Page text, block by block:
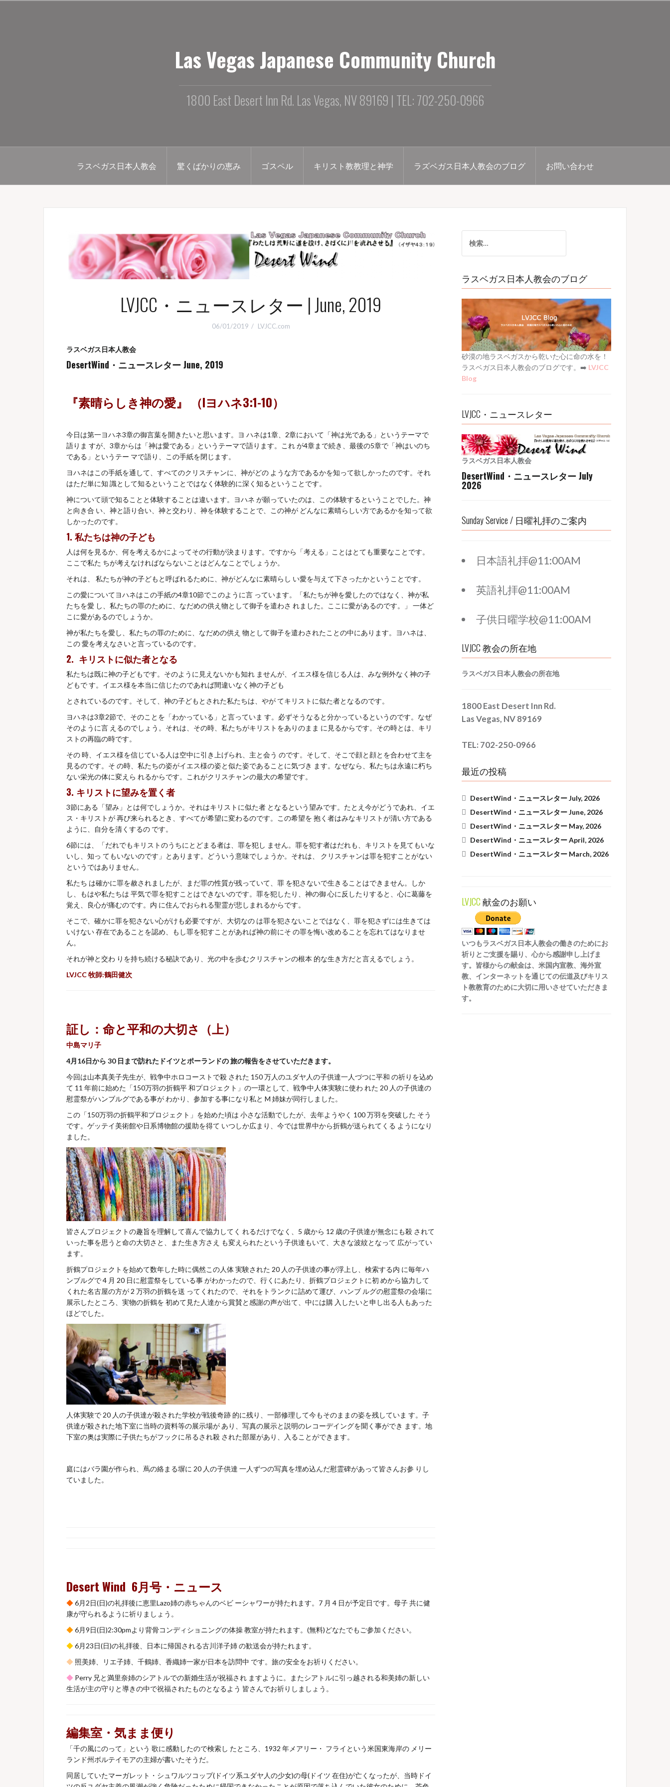
Las Vegas Japanese Community Church
1800 East Desert Inn Rd. Las Vegas, NV 89169 | TEL: 702-250-0966
ラスベガス日本人教会 驚くばかりの恵み ゴスペル キリスト教教理と神学 ラズベガス日本人教会のブログ お問い合わせ
LVJCC・ニュースレター | June, 2019
06/01/2019 LVJCC.com
ラスベガス日本人教会
DesertWind・ニュースレター June, 2019
『素晴らしき神の愛』 （Iヨハネ3:1-10）
今日は第一ヨハネ3章の御言葉を開きたいと思います。ヨ ハネは1章、2章において「神は光である」というテーマで
語りま すが、3章からは「神は愛である」というテーマで語ります。これ が4章まで続き、最後の5章で「神はいのち
である」というテー マで語り、この手紙を閉じます。
ヨハネはこの手紙を通して、すべてのクリスチャンに、神がどの ような方であるかを知って欲しかったのです。それ
はただ単に知 識として知るということではなく体験的に深く知るということです。
神について頭で知ることと体験することは違います。ヨハネ が願っていたのは、この体験するということでした。神
と向き合 い、神と語り合い、神と交わり、神を体験することで、この神が どんなに素晴らしい方であるかを知って欲
しかったのです。
1. 私たちは神の子ども
人は何を見るか、何を考えるかによってその行動が決まります。ですから「考える」ことはとても重要なことです。
ここで私た ちが考えなければならないことはどんなことでしょうか。
それは、 私たちが神の子どもと呼ばれるために、神がどんなに素晴らし い愛を与えて下さったかということです。
この愛についてヨハネはこの手紙の4章10節でこのように言 っています。「私たちが神を愛したのではなく、神が私
たちを愛 し、私たちの罪のために、なだめの供え物として御子を遣わさ れました。ここに愛があるのです。」 一体ど
こに愛があるのでしょうか。
神が私たちを愛し、私たちの罪のために、なだめの供え 物として御子を遣わされたことの中にあります。ヨハネは、
この 愛を考えなさいと言っているのです。
2. キリストに似た者となる
私たちは既に神の子どもです。そのように見えないかも知れ ませんが、イエス様を信じる人は、みな例外なく神の子
どもで す。イエス様を本当に信じたのであれば間違いなく神の子ども
とされているのです。そして、神の子どもとされた私たちは、やが てキリストに似た者となるのです。
ヨハネは3章2節で、そのことを「わかっている」と言っていま す。必ずそうなると分かっているというのです。なぜ
そのように言 えるのでしょう。それは、その時、私たちがキリストをありのまま に見るからです。その時とは、キリ
ストの再臨の時です。
その 時、イエス様を信じている人は空中に引き上げられ、主と会う のです。そして、そこで顔と顔とを合わせて主を
見るのです。そ の時、私たちの姿がイエス様の姿と似た姿であることに気づき ます。なぜなら、私たちは永遠に朽ち
ない栄光の体に変えら れるからです。これがクリスチャンの最大の希望です。
3. キリストに望みを置く者
3節にある「望み」とは何でしょうか。それはキリストに似た者 となるという望みです。たとえ今がどうであれ、イエ
ス・キリストが 再び来られるとき、すべてが希望に変わるのです。この希望を 抱く者はみなキリストが清い方である
ように、自分を清くするの です。
6節には、「だれでもキリストのうちにとどまる者は、罪を犯し ません。罪を犯す者はだれも、キリストを見てもいな
いし、知っ てもいないのです」とあります。どういう意味でしょうか。それは、 クリスチャンは罪を犯すことがない
というではありません。
私たち は確かに罪を赦されましたが、まだ罪の性質が残っていて、罪 を犯さないで生きることはできません。しか
し、もはや私たちは 平気で罪を犯すことはできないのです。罪を犯したり、神の御 心に反したりすると、心に葛藤を
覚え、良心が痛むのです。内 に住んでおられる聖霊が悲しまれるからです。
そこで、確かに罪を犯さない心がけも必要ですが、大切なの は罪を犯さないことではなく、罪を犯さずには生きては
いけない 存在であることを認め、もし罪を犯すことがあれば神の前にそ の罪を悔い改めることを忘れてはなりませ
ん。
それが神と交わ りを持ち続ける秘訣であり、光の中を歩むクリスチャンの根本 的な生き方だと言えるでしょう。
LVJCC 牧師:鶴田健次
証し：命と平和の大切さ（上）
中島マリ子
4月16日から 30 日まで訪れたドイツとポーランドの 旅の報告をさせていただきます。
今回は山本真美子先生が、戦争中ホロコーストで殺 された 150 万人のユダヤ人の子供達一人づつに平和 の祈りを込め
て 11 年前に始めた「150万羽の折鶴平 和プロジェクト」の一環として、戦争中人体実験に使わ れた 20 人の子供達の
慰霊祭がハンブルグである事が わかり、参加する事になり私と M 姉妹が同行しました。
この「150万羽の折鶴平和プロジェクト」を始めた頃は 小さな活動でしたが、去年ようやく 100 万羽を突破した そう
です。ゲッテイ美術館や日系博物館の援助を得て いつしか広まり、今では世界中から折鶴が送られてくる ようになり
ました。
皆さんプロジェクトの趣旨を理解して喜んで協力してく れるだけでなく、5 歳から 12 歳の子供達が無念にも殺 されて
いった事を思うと命の大切さと、また生き方さえ も変えられたという子供達もいて、大きな波紋となって 広がってい
ます。
折鶴プロジェクトを始めて数年した時に偶然この人体 実験された 20 人の子供達の事が浮上し、検索する内 に毎年ハ
ンブルグで 4 月 20 日に慰霊祭をしている事 がわかったので、行くにあたり、折鶴プロジェクトに初 めから協力して
くれた名古屋の方が 2 万羽の折鶴を送 ってくれたので、それをトランクに詰めて運び、ハンブ ルグの慰霊祭の会場に
展示したところ、実物の折鶴を 初めて見た人達から賞賛と感謝の声が出て、中には購 入したいと申し出る人もあった
ほどでした。
人体実験で 20 人の子供達が殺された学校が戦後奇跡 的に残り、一部修理して今もそのままの姿を残していま す。子
供達が殺された地下室に当時の資料等の展示場が あり、写真の展示と説明のレコーデイングを聞く事ができ ます。地
下室の奥は実際に子供たちがフックに吊るされ殺 された部屋があり、入ることができます。
庭にはバラ園が作られ、蔦の絡まる塀に 20 人の子供達 一人ずつの写真を埋め込んだ慰霊碑があって皆さんお参 りし
ていました。
Desert Wind 6月号・ニュース
◆6月2日(日)の礼拝後に恵里Lazo姉の赤ちゃんのベビ ーシャワーが持たれます。7 月 4 日が予定日です。母子 共に健
康が守られるように祈りましょう。
◆6月9日(日)2:30pmより背骨コンディショニングの体操 教室が持たれます。(無料)どなたでもご参加ください。
◆6月23日(日)の礼拝後、日本に帰国される古川洋子姉 の歓送会が持たれます。
◆ 照美姉、リエ子姉、千鶴姉、香織姉一家が日本を訪問中 です。旅の安全をお祈りください。
◆ Perry 兄と満里奈姉のシアトルでの新婚生活が祝福され ますように。またシアトルに引っ越される和美姉の新しい
生活が主の守りと導きの中で祝福されたものとなるよう 皆さんでお祈りしましょう。
編集室・気まま便り
「千の風にのって」という 歌に感動したので検索し たところ、1932 年メアリー・ フライという米国東海岸の メリー
ランド州ボルテイモアの主婦が書いたそうだ。
同居していたマーガレット・シュワルツコップ(ドイツ系ユダヤ人の少女)の母(ドイツ 在住)が亡くなったが、当時ドイ
索:
ラスベガス日本人教会のブログ
砂漠の地ラスベガスから乾いた心に命の水を！
ラスベガス日本人教会のブログです。➡️ LVJCC
Blog
LVJCC・ニュースレター
ラスベガス日本人教会
DesertWind・ニュースレター July
2026
Sunday Service / 日曜礼拝のご案内
日本語礼拝@11:00AM
英語礼拝@11:00AM
子供日曜学校@11:00AM
LVJCC 教会の所在地
ラスベガス日本人教会の所在地
1800 East Desert Inn Rd.
Las Vegas, NV 89169
TEL: 702-250-0966
最近の投稿
DesertWind・ニュースレター July, 2026
DesertWind・ニュースレター June, 2026
DesertWind・ニュースレター May, 2026
DesertWind・ニュースレター April, 2026
DesertWind・ニュースレター March, 2026
LVJCC献金のお願い
いつもラスベガス日本人教会の働きのためにお
祈りとご支援を賜り、心から感謝申し上げま
す。皆様からの献金は、米国内宣教、海外宣
教、インターネットを通じての伝道及びキリス
ト教教育のために大切に用いさせていただきま
す。